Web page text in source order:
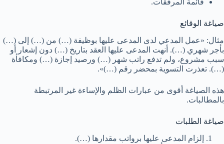
قائمة المرفقات.
صياغة الوقائع
مثال: «عمل المدعي لدى المدعى عليها بوظيفة (…) من (…) إلى (…)
بأجر شهري (…). أنهت المدعى عليها العقد بتاريخ (…) دون إشعار أو
سبب مشروع، ولم تدفع راتب شهر (…) ورصيد إجازة (…) ومكافأة
(…). تعذرت التسوية بمحضر رقم (…)».
هذه الصياغة أقوى من عبارات الظلم والإساءة غير المرتبطة
بالمطالبات.
صياغة الطلبات
إلزام المدعى عليها برواتب مقدارها (…).